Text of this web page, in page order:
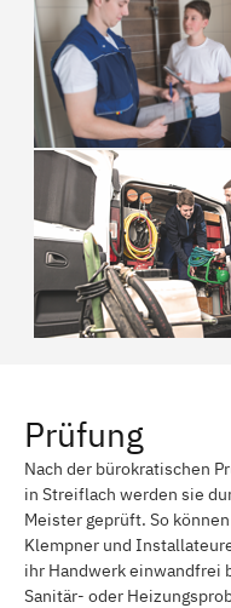
Prüfung
Nach der bürokratischen
in Streiflach werden sie
Meister geprüft. So
Klempner und
ihr Handwerk einwandfrei
Sanitär- oder